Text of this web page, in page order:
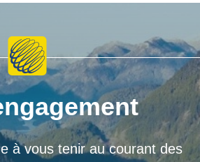
à vous tenir au courant des